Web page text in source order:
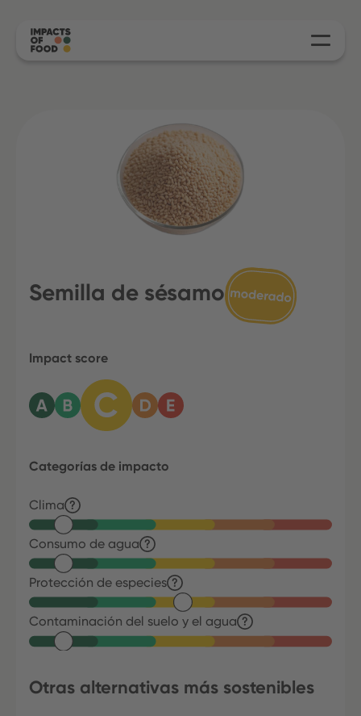
Semilla de sésamo
Impact score
Categorías de impacto
Clima
Consumo de agua
Protección de especies
Contaminación del suelo y el agua
Otras alternativas más sostenibles